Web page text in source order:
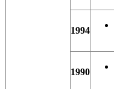
1994
1990